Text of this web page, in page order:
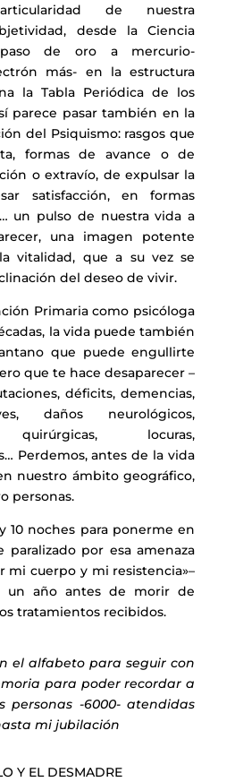
de nuestra
desde la Ciencia
de oro a mercurio-
más- en la estructura
la Tabla Periódica de los
parece pasar también en la
del Psiquismo: rasgos que
formas de avance o de
o extravío, de expulsar la
satisfacción, en formas
un pulso de nuestra vida a
una imagen potente
vitalidad, que a su vez se
del deseo de vivir.
Primaria como psicóloga
la vida puede también
que puede engullirte
que te hace desaparecer –
déficits, demencias,
daños neurológicos,
quirúrgicas, locuras,
Perdemos, antes de la vida
nuestro ámbito geográfico,
personas.
10 noches para ponerme en
por esa amenaza
mi cuerpo y mi resistencia»–
un año antes de morir de
tratamientos recibidos.
el alfabeto para seguir con
para poder recordar a
personas -6000- atendidas
mi jubilación
Y EL DESMADRE